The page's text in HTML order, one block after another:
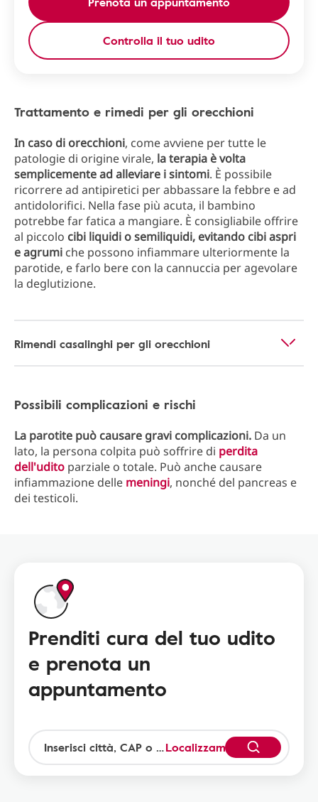
Controlla il tuo udito
Trattamento e rimedi per gli orecchioni
In caso di orecchioni, come avviene per tutte le
patologie di origine virale, la terapia è volta
semplicemente ad alleviare i sintomi. È possibile
ricorrere ad antipiretici per abbassare la febbre e ad
antidolorifici. Nella fase più acuta, il bambino
potrebbe far fatica a mangiare. È consigliabile offrire
al piccolo cibi liquidi o semiliquidi, evitando cibi aspri
e agrumi che possono infiammare ulteriormente la
parotide, e farlo bere con la cannuccia per agevolare
la deglutizione.
Rimendi casalinghi per gli orecchioni
Possibili complicazioni e rischi
La parotite può causare gravi complicazioni. Da un
lato, la persona colpita può soffrire di perdita
dell'udito parziale o totale. Può anche causare
infiammazione delle meningi, nonché del pancreas e
dei testicoli.
Prenditi cura del tuo udito
e prenota un
appuntamento
Localizzami